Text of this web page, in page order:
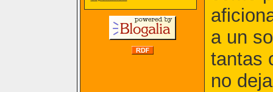
a un
tantas
no